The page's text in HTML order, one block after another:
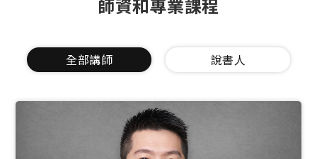
師資和專業課程
全部講師 說書人